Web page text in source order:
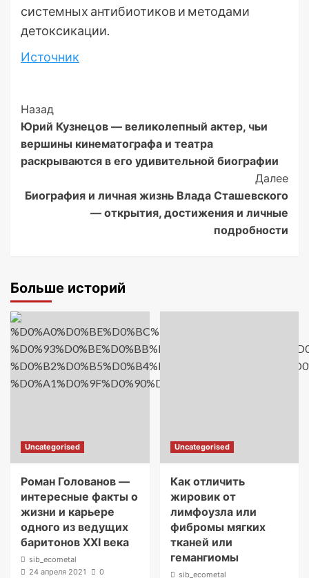
системных антибиотиков и методами
детоксикации.
Источник
Post
Navigation
Назад
Юрий Кузнецов — великолепный актер, чьи
вершины кинематографа и театра
раскрываются в его удивительной биографии
Далее
Биография и личная жизнь Влада Сташевского
— открытия, достижения и личные
подробности
Больше историй
Uncategorised
Роман Голованов —
интересные факты о
жизни и карьере
одного из ведущих
баритонов XXI века
sib_ecometal
24 апреля 2021
0
Uncategorised
Как отличить
жировик от
лимфоузла или
фибромы мягких
тканей или
гемангиомы
sib_ecometal